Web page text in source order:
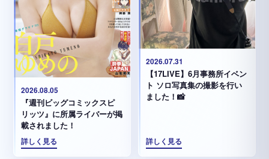
2026.08.05
『週刊ビッグコミックスピ
リッツ』に所属ライバーが掲
載されました！
詳しく見る
2026.07.31
【17LIVE】6月事務所イベン
ト ソロ写真集の撮影を行い
ました！📸
詳しく見る